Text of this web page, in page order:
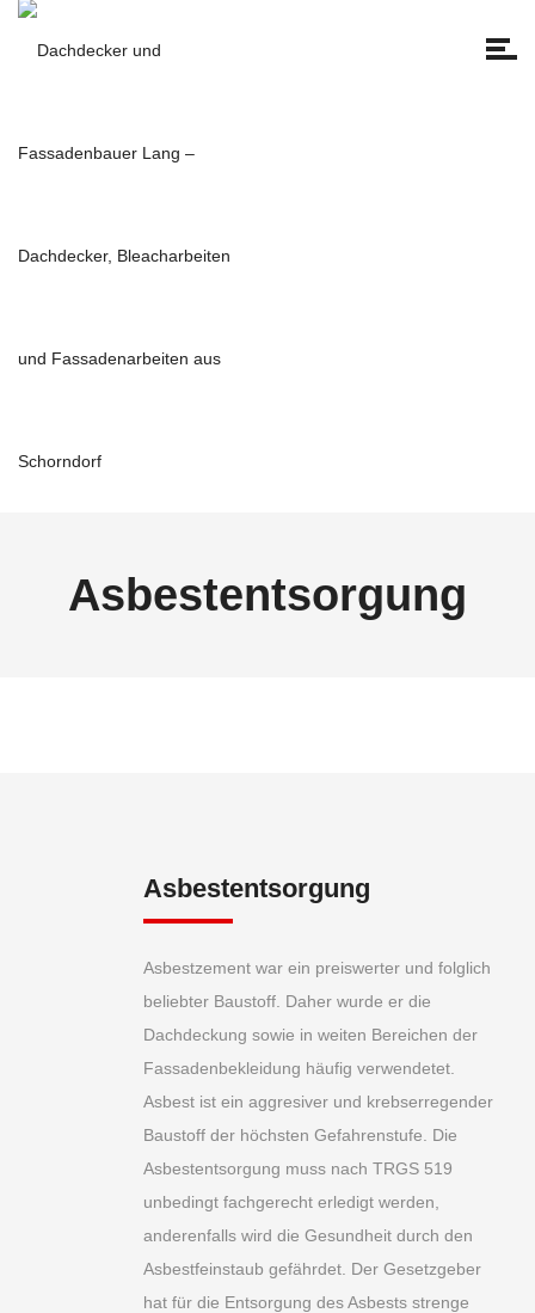
Asbestentsorgung
Asbestentsorgung
Asbestzement war ein preiswerter und folglich
beliebter Baustoff. Daher wurde er die
Dachdeckung sowie in weiten Bereichen der
Fassadenbekleidung häufig verwendetet.
Asbest ist ein aggresiver und krebserregender
Baustoff der höchsten Gefahrenstufe. Die
Asbestentsorgung muss nach TRGS 519
unbedingt fachgerecht erledigt werden,
anderenfalls wird die Gesundheit durch den
Asbestfeinstaub gefährdet. Der Gesetzgeber
hat für die Entsorgung des Asbests strenge